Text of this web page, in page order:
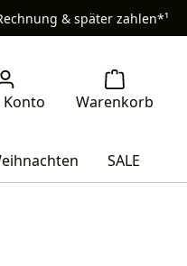
& später zahlen*¹
SALE